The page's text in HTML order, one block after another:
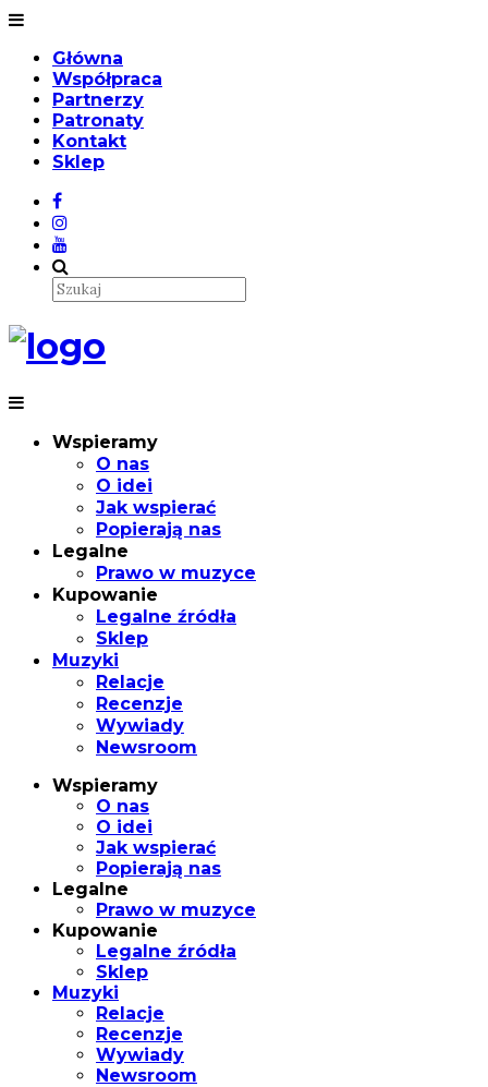
Główna
Współpraca
Partnerzy
Patronaty
Kontakt
Sklep
Wspieramy
O nas
O idei
Jak wspierać
Popierają nas
Legalne
Prawo w muzyce
Kupowanie
Legalne źródła
Sklep
Muzyki
Relacje
Recenzje
Wywiady
Newsroom
Wspieramy
O nas
O idei
Jak wspierać
Popierają nas
Legalne
Prawo w muzyce
Kupowanie
Legalne źródła
Sklep
Muzyki
Relacje
Recenzje
Wywiady
Newsroom